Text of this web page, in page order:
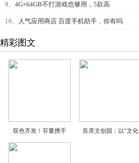
9、 4G+64GB不打游戏也够用，5款高
10、 人气应用商店 百度手机助手，你有吗
精彩图文
双色齐发！菲董携手 良库文创园：以“文化